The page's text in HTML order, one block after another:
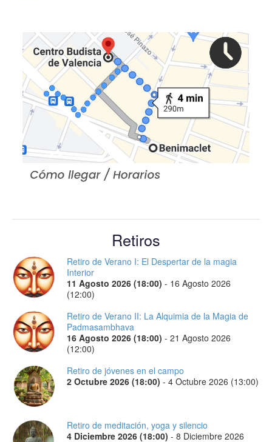
Retiros
Retiro de Verano I: El Despertar de la magia
Interior
11 Agosto 2026 (18:00) - 16 Agosto 2026
(12:00)
Retiro de Verano II: La Alquimia de la Magia de
Padmasambhava
16 Agosto 2026 (18:00) - 21 Agosto 2026
(12:00)
Retiro de jóvenes en el campo
2 Octubre 2026 (18:00) - 4 Octubre 2026 (13:00)
Retiro de meditación, yoga y silencio
4 Diciembre 2026 (18:00) - 8 Diciembre 2026